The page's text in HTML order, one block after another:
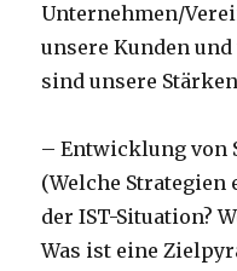
Unternehmen/
unsere Kunden und
sind unsere
– Entwicklung von
(Welche
der IST-Situation?
Was ist eine